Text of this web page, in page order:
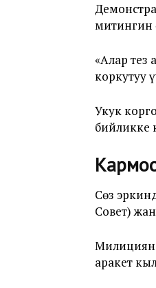
митингин
«Алар
коркутуу
Укук
бийликке
Сөз
Совет)
аракет